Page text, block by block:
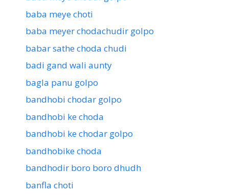
baba meye choti
baba meyer chodachudir golpo
babar sathe choda chudi
badi gand wali aunty
bagla panu golpo
bandhobi chodar golpo
bandhobi ke choda
bandhobi ke chodar golpo
bandhobike choda
bandhodir boro boro dhudh
banfla choti